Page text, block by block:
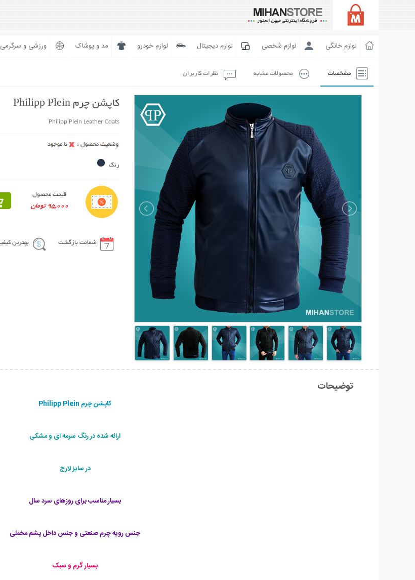
لوازم خانگی لوازم شخصی لوازم دیجیتال لوازم خودرو مد و پوشاک ورزشی و سرگرمی
مشخصات محصولات مشابه نظرات کاربران
کاپشن چرم Philipp Plein
Philipp Plein Leather Coats
رنگ
قیمت محصول
95,000 تومان
ضمانت بازگشت بهترین
توضیحات
کاپشن چرم Philipp Plein
ارائه شده در رنگ سرمه ای و مشکی
در سايز لارج
بسیار مناسب برای روزهای سرد سال
جنس رویه چرم صنعتی و جنس داخل پشم مخملی
بسیار گرم و سبک